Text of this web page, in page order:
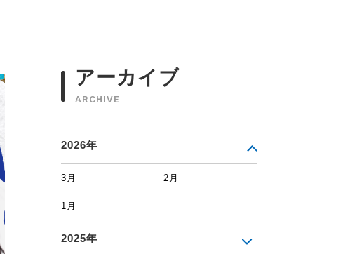
アーカイブ
ARCHIVE
2026年
3月 2月
1月
2025年